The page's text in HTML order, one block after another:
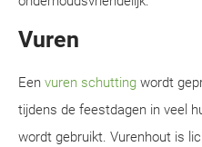
Vuren
Een vuren schutting wordt
tijdens de feestdagen in veel
wordt gebruikt. Vurenhout is